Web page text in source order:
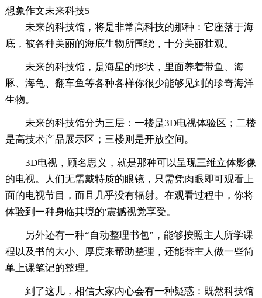
想象作文未来科技5
未来的科技馆，将是非常高科技的那种：它座落于海
底，被各种美丽的海底生物所围绕，十分美丽壮观。
未来的科技馆，是海星的形状，里面养着带鱼、海
豚、海龟、翻车鱼等各种各样你很少能够见到的珍奇海洋
生物。
未来的科技馆分为三层：一楼是3D电视体验区；二楼
是高技术产品展示区；三楼则是开放空间。
3D电视，顾名思义，就是那种可以呈现三维立体影像
的电视。人们无需戴特质的眼镜，只需凭肉眼即可观看上
面的电视节目，而且几乎没有辐射。在观看过程中，你将
体验到一种身临其境的'震撼视觉享受。
另外还有一种“自动整理书包”，能够按照主人所学课
程以及书的大小、厚度来帮助整理，还能替主人做一些简
单上课笔记的整理。
到了这儿，相信大家内心会有一种疑惑：既然科技馆